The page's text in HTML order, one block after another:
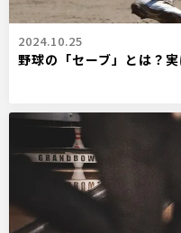
2024.10.25
野球の「セーブ」とは？